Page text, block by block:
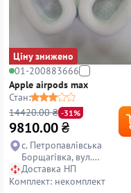
Ціну знижено
01-200883666
Apple airpods max
Стан:
14420.00 ₴ -31%
9810.00₴
с. Петропавлівська
Борщагівка, вул.
Петропавлівська, 14
Доставка НП
Комплект: некомплект